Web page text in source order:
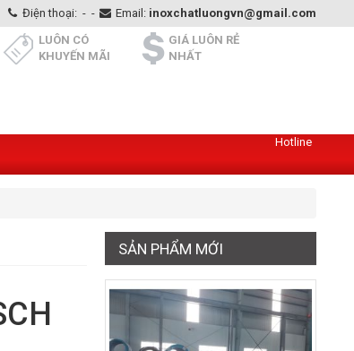
Điện thoại: - - Email: inoxchatluongvn@gmail.com
LUÔN CÓ
KHUYẾN MÃI
GIÁ LUÔN RẺ
NHẤT
Hotline
SẢN PHẨM MỚI